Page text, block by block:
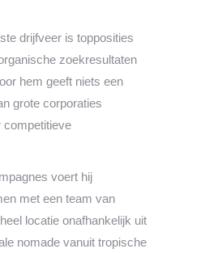
drijfveer is topposities
zoekresultaten
hem geeft niets een
grote corporaties
competitieve
voert hij
met een team van
locatie onafhankelijk uit
nomade vanuit tropische